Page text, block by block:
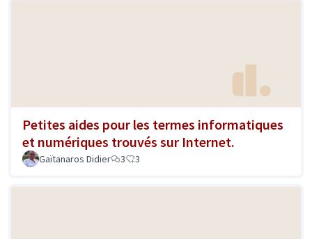
Petites aides pour les termes informatiques
et numériques trouvés sur Internet.
Gaïtanaros Didier 3 3